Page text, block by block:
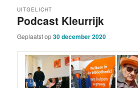
Podcast Kleurrijk
UITGELICHT
Geplaatst op30 december 2020